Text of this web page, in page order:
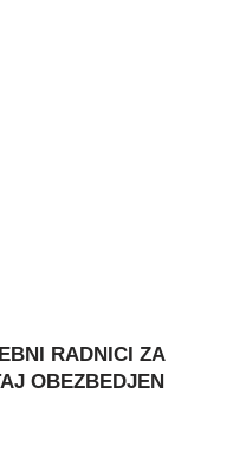
RADNICI ZA
OBEZBEDJEN